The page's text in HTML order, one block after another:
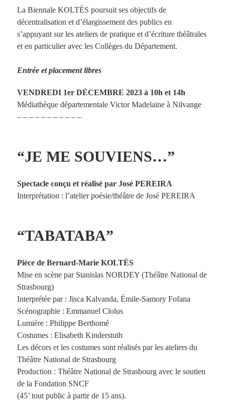
La Biennale KOLTÈS poursuit ses objectifs de
décentralisation et d’élargissement des publics en
s’appuyant sur les ateliers de pratique et d’écriture théâtrales
et en particulier avec les Collèges du Département.
Entrée et placement libres
VENDREDI 1er DÉCEMBRE 2023 à 10h et 14h
Médiathèque départementale Victor Madelaine à Nilvange
– – – – – – – – – – –
“JE ME SOUVIENS…”
Spectacle conçu et réalisé par José PEREIRA
Interprétation : l’atelier poésie/théâtre de José PEREIRA
“TABATABA”
Pièce de Bernard-Marie KOLTÈS
Mise en scène par Stanislas NORDEY (Théâtre National de
Strasbourg)
Interprétée par : Jisca Kalvanda, Émile-Samory Fofana
Scénographie : Emmanuel Clolus
Lumière : Philippe Berthomé
Costumes : Elisabeth Kinderstuth
Les décors et les costumes sont réalisés par les ateliers du
Théâtre National de Strasbourg
Production : Théâtre National de Strasbourg avec le soutien
de la Fondation SNCF
(45’ tout public à partir de 15 ans).